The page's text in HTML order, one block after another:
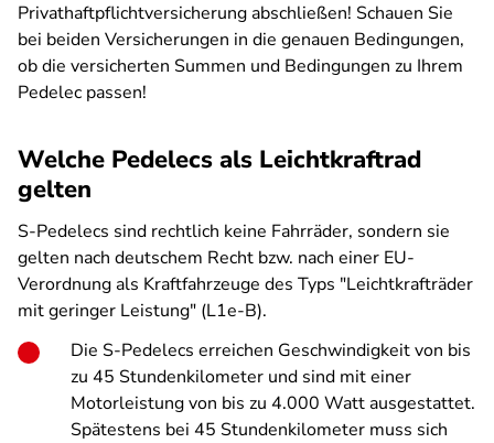
Privathaftpflichtversicherung abschließen! Schauen Sie
bei beiden Versicherungen in die genauen Bedingungen,
ob die versicherten Summen und Bedingungen zu Ihrem
Pedelec passen!
Welche Pedelecs als Leichtkraftrad
gelten
S-Pedelecs sind rechtlich keine Fahrräder, sondern sie
gelten nach deutschem Recht bzw. nach einer EU-
Verordnung als Kraftfahrzeuge des Typs "Leichtkrafträder
mit geringer Leistung" (L1e-B).
Die S-Pedelecs erreichen Geschwindigkeit von bis
zu 45 Stundenkilometer und sind mit einer
Motorleistung von bis zu 4.000 Watt ausgestattet.
Spätestens bei 45 Stundenkilometer muss sich